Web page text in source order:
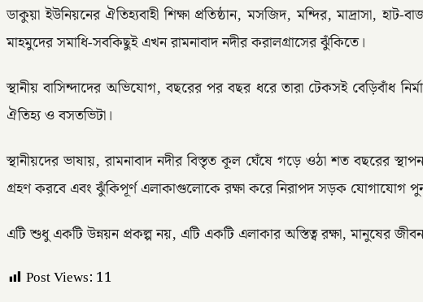
ডাকুয়া ইউনিয়নের ঐতিহ্যবাহী শিক্ষা প্রতিষ্ঠান, মসজিদ, মন্দির, মাদ্রাসা,
মাহমুদের সমাধি-সবকিছুই এখন রামনাবাদ নদীর করালগ্রাসের ঝুঁকিতে।
স্থানীয় বাসিন্দাদের অভিযোগ, বছরের পর বছর ধরে তারা টেকসই বেড়িবাঁধ
ঐতিহ্য ও বসতভিটা।
স্থানীয়দের ভাষায়, রামনাবাদ নদীর বিস্তৃত কূল ঘেঁষে গড়ে ওঠা শত বছরের
গ্রহণ করবে এবং ঝুঁকিপূর্ণ এলাকাগুলোকে রক্ষা করে নিরাপদ সড়ক যোগাযোগ
এটি শুধু একটি উন্নয়ন প্রকল্প নয়, এটি একটি এলাকার অস্তিত্ব রক্ষা, মানুষের
Post Views: 11